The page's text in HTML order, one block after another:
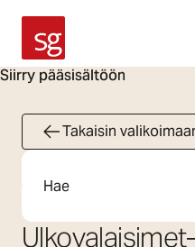
Siirry pääsisältöön
SG Armaturen
Takaisin
Etsi
Ulkovalaisimet